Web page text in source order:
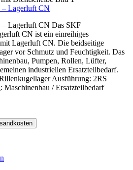
– Lagerluft CN
Lagerluft CN Das SKF
CN ist ein einreihiges
Lagerluft CN. Die beidseitige
vor Schmutz und Feuchtigkeit. Das
Pumpen, Rollen, Lüfter,
industriellen Ersatzteilbedarf.
Ausführung: 2RS
/ Ersatzteilbedarf